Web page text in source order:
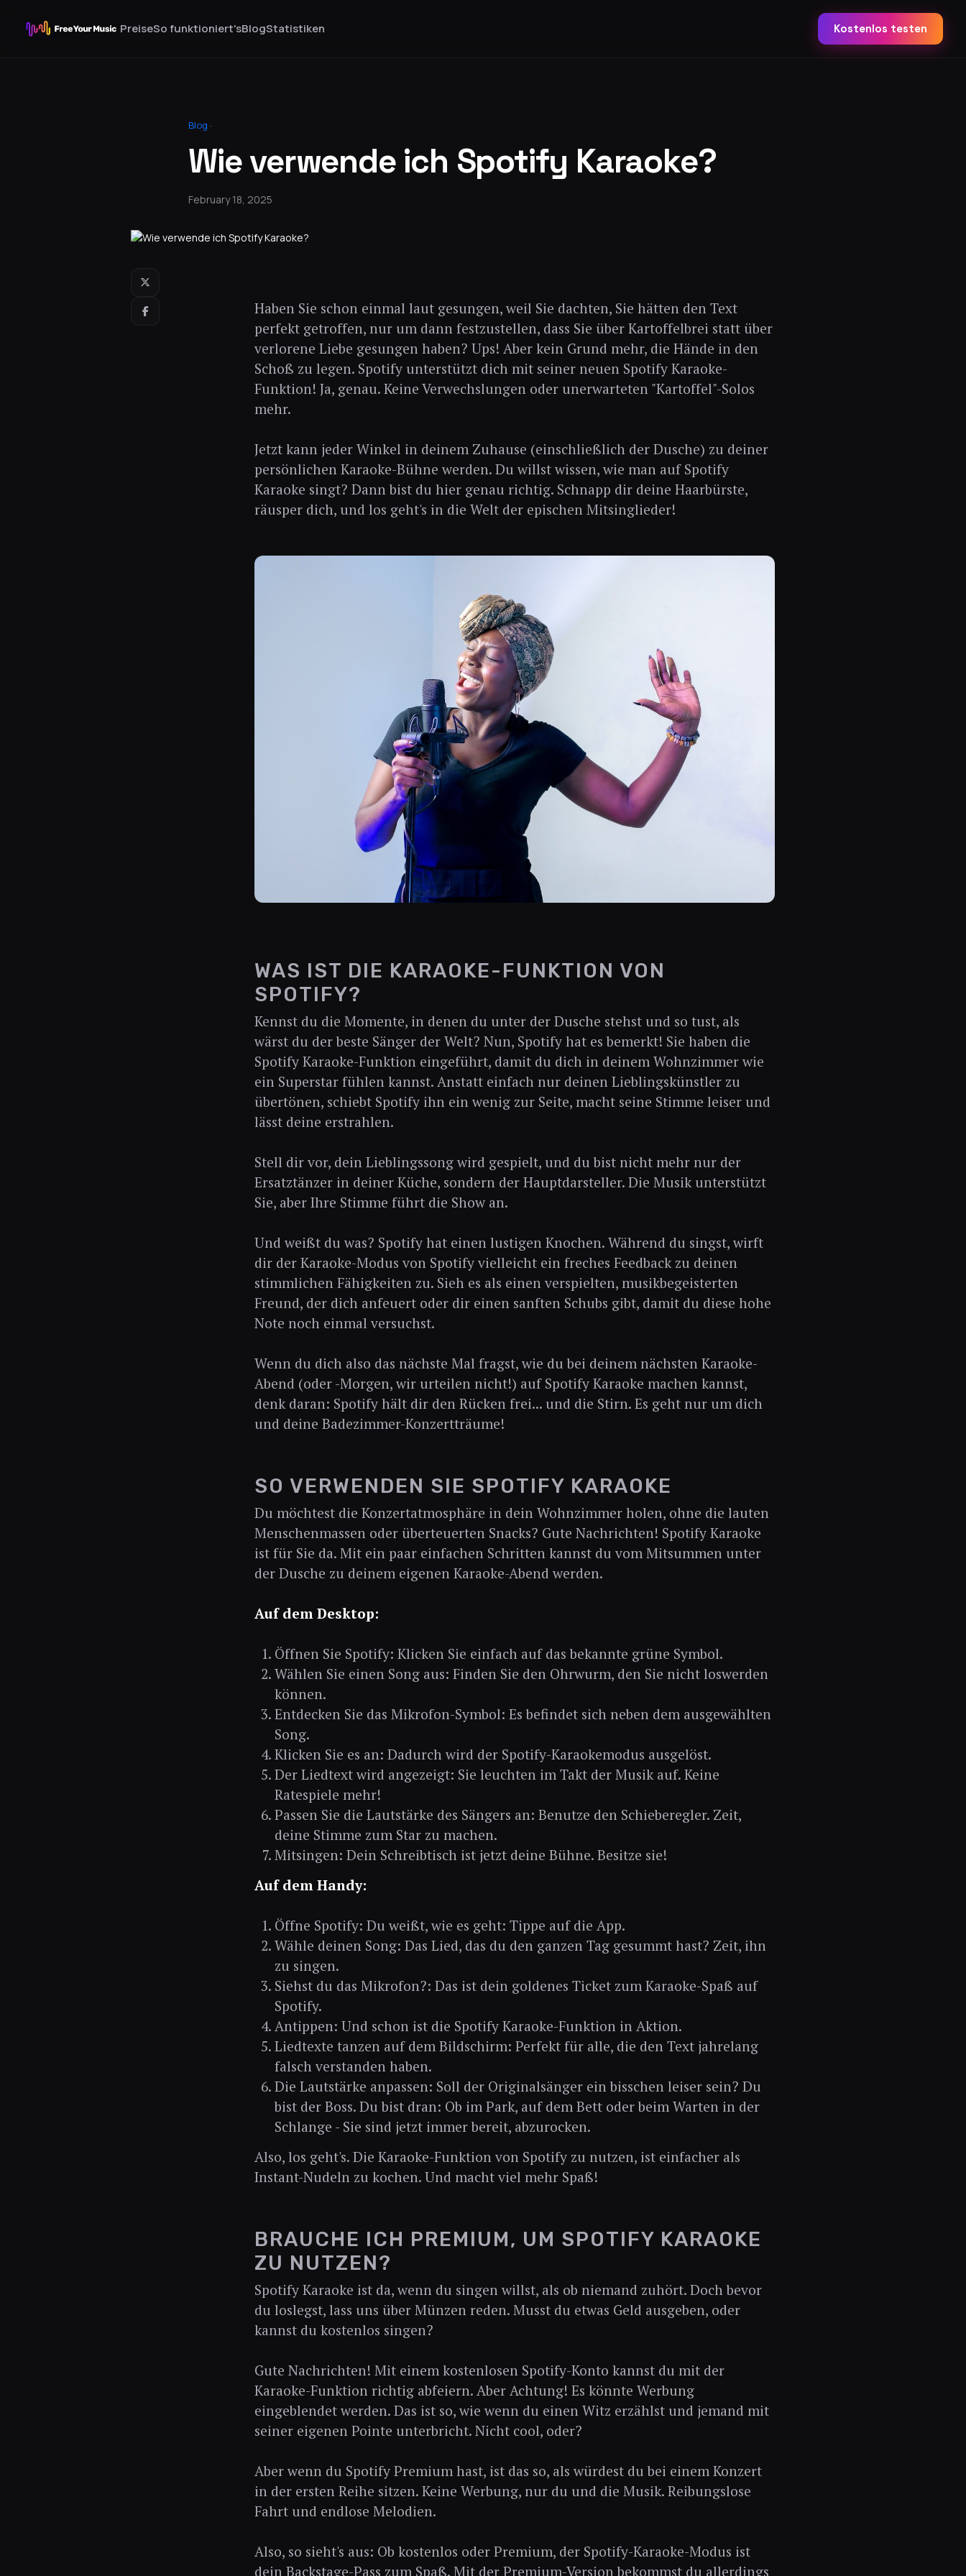
PreiseSo funktioniert'sBlogStatistiken Kostenlos testen
Blog ·
Wie verwende ich Spotify Karaoke?
February 18, 2025
Haben Sie schon einmal laut gesungen, weil Sie dachten, Sie hätten den Text
perfekt getroffen, nur um dann festzustellen, dass Sie über Kartoffelbrei statt über
verlorene Liebe gesungen haben? Ups! Aber kein Grund mehr, die Hände in den
Schoß zu legen. Spotify unterstützt dich mit seiner neuen Spotify Karaoke-
Funktion! Ja, genau. Keine Verwechslungen oder unerwarteten "Kartoffel"-Solos
mehr.
Jetzt kann jeder Winkel in deinem Zuhause (einschließlich der Dusche) zu deiner
persönlichen Karaoke-Bühne werden. Du willst wissen, wie man auf Spotify
Karaoke singt? Dann bist du hier genau richtig. Schnapp dir deine Haarbürste,
räusper dich, und los geht's in die Welt der epischen Mitsinglieder!
WAS IST DIE KARAOKE-FUNKTION VON
SPOTIFY?
Kennst du die Momente, in denen du unter der Dusche stehst und so tust, als
wärst du der beste Sänger der Welt? Nun, Spotify hat es bemerkt! Sie haben die
Spotify Karaoke-Funktion eingeführt, damit du dich in deinem Wohnzimmer wie
ein Superstar fühlen kannst. Anstatt einfach nur deinen Lieblingskünstler zu
übertönen, schiebt Spotify ihn ein wenig zur Seite, macht seine Stimme leiser und
lässt deine erstrahlen.
Stell dir vor, dein Lieblingssong wird gespielt, und du bist nicht mehr nur der
Ersatztänzer in deiner Küche, sondern der Hauptdarsteller. Die Musik unterstützt
Sie, aber Ihre Stimme führt die Show an.
Und weißt du was? Spotify hat einen lustigen Knochen. Während du singst, wirft
dir der Karaoke-Modus von Spotify vielleicht ein freches Feedback zu deinen
stimmlichen Fähigkeiten zu. Sieh es als einen verspielten, musikbegeisterten
Freund, der dich anfeuert oder dir einen sanften Schubs gibt, damit du diese hohe
Note noch einmal versuchst.
Wenn du dich also das nächste Mal fragst, wie du bei deinem nächsten Karaoke-
Abend (oder -Morgen, wir urteilen nicht!) auf Spotify Karaoke machen kannst,
denk daran: Spotify hält dir den Rücken frei... und die Stirn. Es geht nur um dich
und deine Badezimmer-Konzertträume!
SO VERWENDEN SIE SPOTIFY KARAOKE
Du möchtest die Konzertatmosphäre in dein Wohnzimmer holen, ohne die lauten
Menschenmassen oder überteuerten Snacks? Gute Nachrichten! Spotify Karaoke
ist für Sie da. Mit ein paar einfachen Schritten kannst du vom Mitsummen unter
der Dusche zu deinem eigenen Karaoke-Abend werden.
Auf dem Desktop:
Öffnen Sie Spotify: Klicken Sie einfach auf das bekannte grüne Symbol.
Wählen Sie einen Song aus: Finden Sie den Ohrwurm, den Sie nicht loswerden
können.
Entdecken Sie das Mikrofon-Symbol: Es befindet sich neben dem ausgewählten
Song.
Klicken Sie es an: Dadurch wird der Spotify-Karaokemodus ausgelöst.
Der Liedtext wird angezeigt: Sie leuchten im Takt der Musik auf. Keine
Ratespiele mehr!
Passen Sie die Lautstärke des Sängers an: Benutze den Schieberegler. Zeit,
deine Stimme zum Star zu machen.
Mitsingen: Dein Schreibtisch ist jetzt deine Bühne. Besitze sie!
Auf dem Handy:
Öffne Spotify: Du weißt, wie es geht: Tippe auf die App.
Wähle deinen Song: Das Lied, das du den ganzen Tag gesummt hast? Zeit, ihn
zu singen.
Siehst du das Mikrofon?: Das ist dein goldenes Ticket zum Karaoke-Spaß auf
Spotify.
Antippen: Und schon ist die Spotify Karaoke-Funktion in Aktion.
Liedtexte tanzen auf dem Bildschirm: Perfekt für alle, die den Text jahrelang
falsch verstanden haben.
Die Lautstärke anpassen: Soll der Originalsänger ein bisschen leiser sein? Du
bist der Boss. Du bist dran: Ob im Park, auf dem Bett oder beim Warten in der
Schlange - Sie sind jetzt immer bereit, abzurocken.
Also, los geht's. Die Karaoke-Funktion von Spotify zu nutzen, ist einfacher als
Instant-Nudeln zu kochen. Und macht viel mehr Spaß!
BRAUCHE ICH PREMIUM, UM SPOTIFY KARAOKE
ZU NUTZEN?
Spotify Karaoke ist da, wenn du singen willst, als ob niemand zuhört. Doch bevor
du loslegst, lass uns über Münzen reden. Musst du etwas Geld ausgeben, oder
kannst du kostenlos singen?
Gute Nachrichten! Mit einem kostenlosen Spotify-Konto kannst du mit der
Karaoke-Funktion richtig abfeiern. Aber Achtung! Es könnte Werbung
eingeblendet werden. Das ist so, wie wenn du einen Witz erzählst und jemand mit
seiner eigenen Pointe unterbricht. Nicht cool, oder?
Aber wenn du Spotify Premium hast, ist das so, als würdest du bei einem Konzert
in der ersten Reihe sitzen. Keine Werbung, nur du und die Musik. Reibungslose
Fahrt und endlose Melodien.
Also, so sieht's aus: Ob kostenlos oder Premium, der Spotify-Karaoke-Modus ist
dein Backstage-Pass zum Spaß. Mit der Premium-Version bekommst du allerdings